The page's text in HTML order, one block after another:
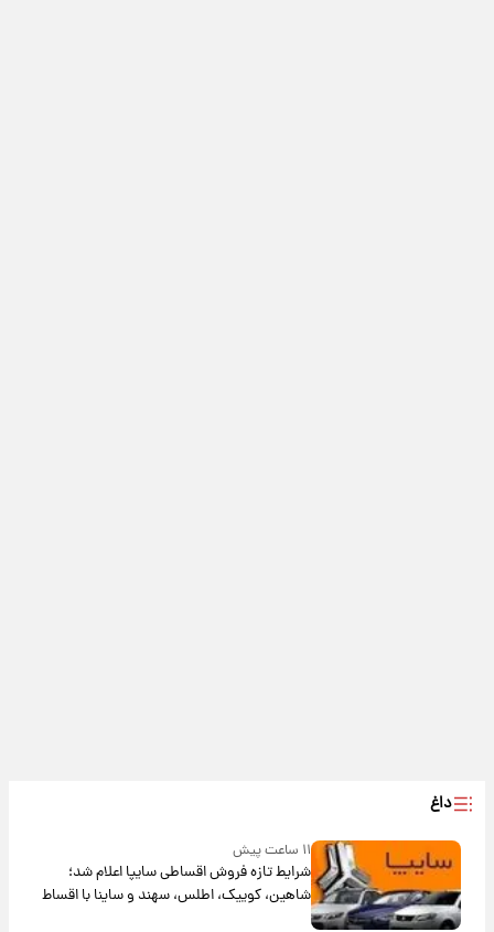
داغ
۱۱ ساعت پیش
شرایط تازه فروش اقساطی سایپا اعلام شد؛
شاهین، کوییک، اطلس، سهند و ساینا با اقساط
بلندمدت + جدول